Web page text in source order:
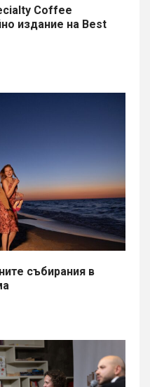
Coffee
издание на Best
събирания в